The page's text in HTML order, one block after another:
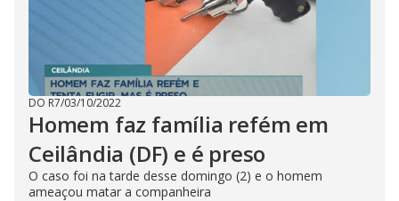
DO R7/03/10/2022
Homem faz família refém em
Ceilândia (DF) e é preso
O caso foi na tarde desse domingo (2) e o homem
ameaçou matar a companheira